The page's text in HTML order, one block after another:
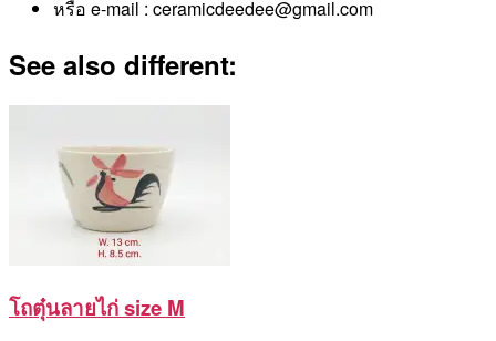
หรือ e-mail : ceramicdeedee@gmail.com
See also different:
โถตุ๋นลายไก่ size M